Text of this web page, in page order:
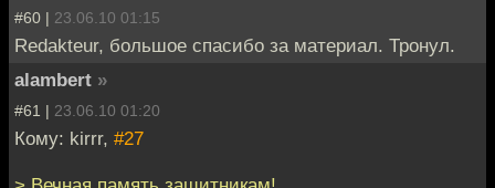
#60 | 23.06.10 01:15
Redakteur, большое спасибо за материал. Тронул.
alambert »
#61 | 23.06.10 01:20
Кому: kirrr, #27